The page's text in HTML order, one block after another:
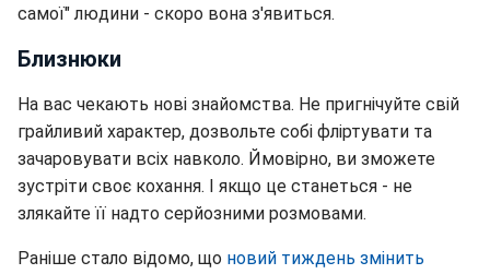
самої" людини - скоро вона з'явиться.
Близнюки
На вас чекають нові знайомства. Не пригнічуйте свій
грайливий характер, дозвольте собі фліртувати та
зачаровувати всіх навколо. Ймовірно, ви зможете
зустріти своє кохання. І якщо це станеться - не
злякайте її надто серйозними розмовами.
Раніше стало відомо, що новий тиждень змінить